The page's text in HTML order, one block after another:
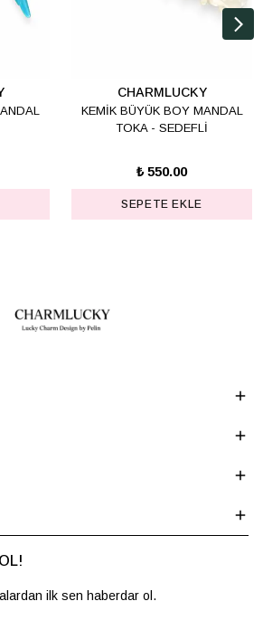
CHARMLUCKY
KEMİK BÜYÜK BOY MANDAL
TOKA - SEDEFLİ
₺ 550.00
SEPETE EKLE
ilk sen haberdar ol.